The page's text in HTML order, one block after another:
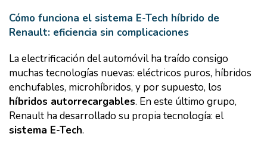
Cómo funciona el sistema E-Tech híbrido de
Renault: eficiencia sin complicaciones
La electrificación del automóvil ha traído consigo
muchas tecnologías nuevas: eléctricos puros, híbridos
enchufables, microhíbridos, y por supuesto, los
híbridos autorrecargables. En este último grupo,
Renault ha desarrollado su propia tecnología: el
sistema E-Tech.